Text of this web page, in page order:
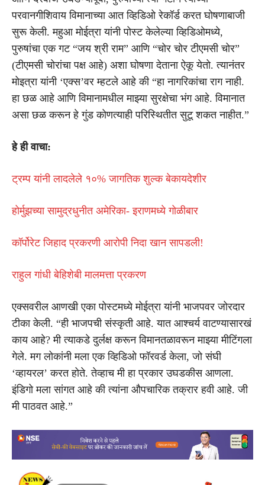
परवानगीशिवाय विमानाच्या आत व्हिडिओ रेकॉर्ड करत घोषणाबाजी
सुरू केली. महुआ मोईत्रा यांनी पोस्ट केलेल्या व्हिडिओमध्ये,
पुरुषांचा एक गट “जय श्री राम” आणि “चोर चोर टीएमसी चोर”
(टीएमसी चोरांचा पक्ष आहे) अशा घोषणा देताना ऐकू येतो. त्यानंतर
मोइत्रा यांनी ‘एक्स’वर म्हटले आहे की “हा नागरिकांचा राग नाही.
हा छळ आहे आणि विमानामधील माझ्या सुरक्षेचा भंग आहे. विमानात
असा छळ करून हे गुंड कोणत्याही परिस्थितीत सुटू शकत नाहीत.”
हे ही वाचा:
ट्रम्प यांनी लादलेले १०% जागतिक शुल्क बेकायदेशीर
होर्मुझच्या सामुद्रधुनीत अमेरिका- इराणमध्ये गोळीबार
कॉर्पोरेट जिहाद प्रकरणी आरोपी निदा खान सापडली!
राहुल गांधी बेहिशेबी मालमत्ता प्रकरण
एक्सवरील आणखी एका पोस्टमध्ये मोईत्रा यांनी भाजपवर जोरदार
टीका केली. “ही भाजपची संस्कृती आहे. यात आश्चर्य वाटण्यासारखं
काय आहे? मी त्याकडे दुर्लक्ष करून विमानतळावरून माझ्या मीटिंगला
गेले. मग लोकांनी मला एक व्हिडिओ फॉरवर्ड केला, जो संघी
‘व्हायरल’ करत होते. तेव्हाच मी हा प्रकार उघडकीस आणला.
इंडिगो मला सांगत आहे की त्यांना औपचारिक तक्रार हवी आहे. जी
मी पाठवत आहे.”